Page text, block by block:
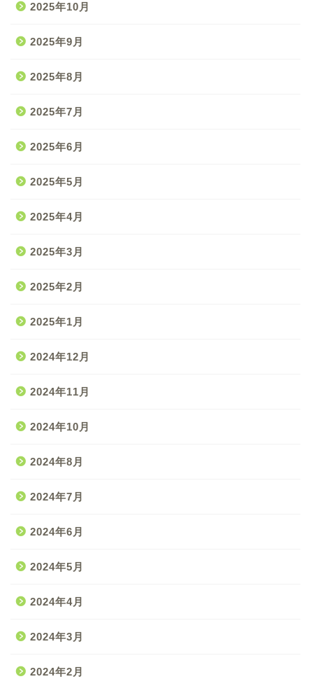
2025年10月
2025年9月
2025年8月
2025年7月
2025年6月
2025年5月
2025年4月
2025年3月
2025年2月
2025年1月
2024年12月
2024年11月
2024年10月
2024年8月
2024年7月
2024年6月
2024年5月
2024年4月
2024年3月
2024年2月